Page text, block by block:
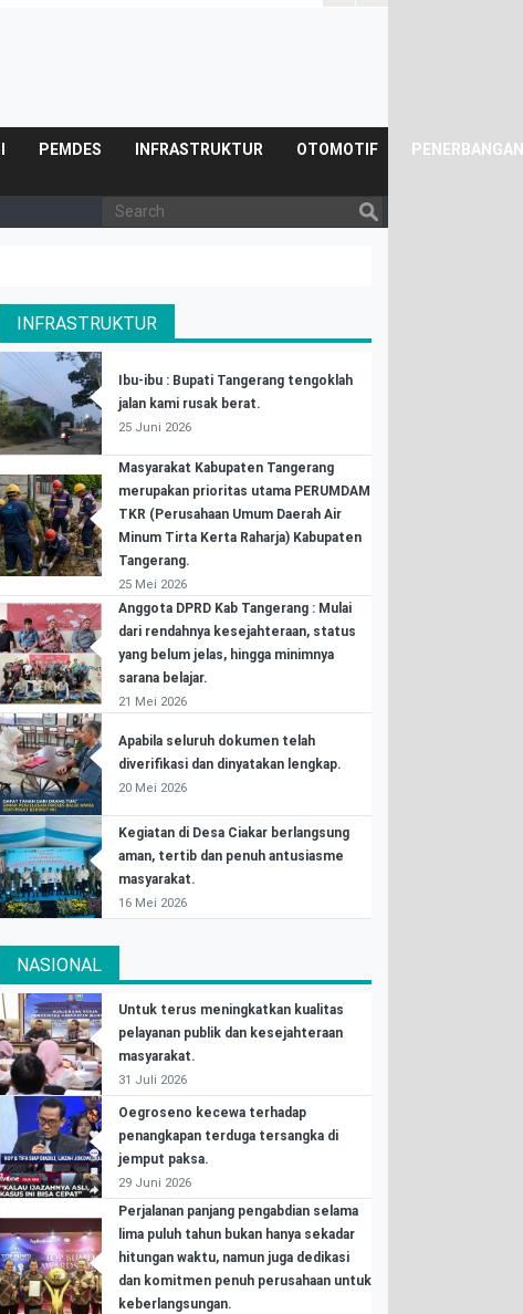
PEMDES INFRASTRUKTUR OTOMOTIF PENERBANGAN
INFRASTRUKTUR
Ibu-ibu : Bupati Tangerang tengoklah
jalan kami rusak berat.
25 Juni 2026
Masyarakat Kabupaten Tangerang
merupakan prioritas utama PERUMDAM
TKR (Perusahaan Umum Daerah Air
Minum Tirta Kerta Raharja) Kabupaten
Tangerang.
25 Mei 2026
Anggota DPRD Kab Tangerang : Mulai
dari rendahnya kesejahteraan, status
yang belum jelas, hingga minimnya
sarana belajar.
21 Mei 2026
Apabila seluruh dokumen telah
diverifikasi dan dinyatakan lengkap.
20 Mei 2026
Kegiatan di Desa Ciakar berlangsung
aman, tertib dan penuh antusiasme
masyarakat.
16 Mei 2026
NASIONAL
Untuk terus meningkatkan kualitas
pelayanan publik dan kesejahteraan
masyarakat.
31 Juli 2026
Oegroseno kecewa terhadap
penangkapan terduga tersangka di
jemput paksa.
29 Juni 2026
Perjalanan panjang pengabdian selama
lima puluh tahun bukan hanya sekadar
hitungan waktu, namun juga dedikasi
dan komitmen penuh perusahaan untuk
keberlangsungan.